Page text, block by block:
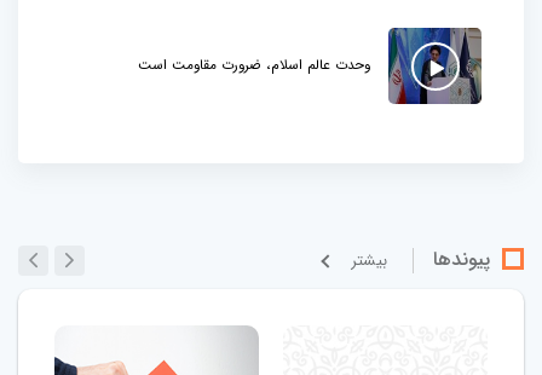
وحدت عالم اسلام، ضرورت مقاومت است
پیوندها بيشتر